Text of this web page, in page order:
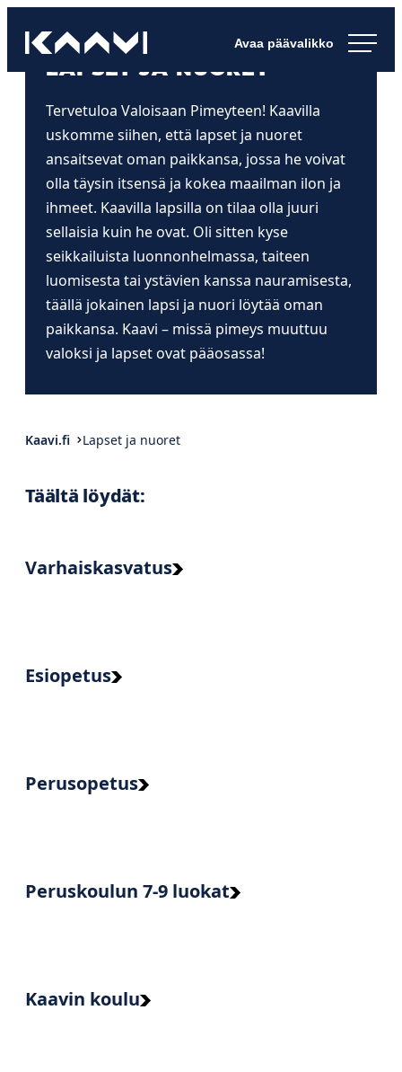
suoraan
sisältöön
Kaavin kunta
LAPSET JA NUORET
Tervetuloa Valoisaan Pimeyteen! Kaavilla
uskomme siihen, että lapset ja nuoret
ansaitsevat oman paikkansa, jossa he voivat
olla täysin itsensä ja kokea maailman ilon ja
ihmeet. Kaavilla lapsilla on tilaa olla juuri
sellaisia kuin he ovat. Oli sitten kyse
seikkailuista luonnonhelmassa, taiteen
luomisesta tai ystävien kanssa nauramisesta,
täällä jokainen lapsi ja nuori löytää oman
paikkansa. Kaavi – missä pimeys muuttuu
valoksi ja lapset ovat pääosassa!
Kaavi.fi Lapset ja nuoret
Täältä löydät:
Varhaiskasvatus
Esiopetus
Perusopetus
Peruskoulun 7-9 luokat
Kaavin koulu